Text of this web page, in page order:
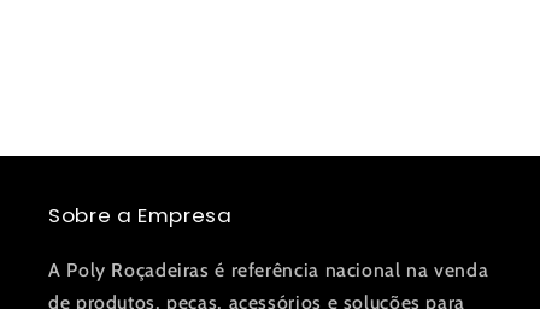
Sobre a Empresa
A Poly Roçadeiras é referência nacional na venda
de produtos, peças, acessórios e soluções para